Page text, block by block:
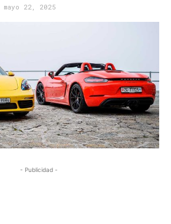
mayo 22, 2025
- Publicidad -